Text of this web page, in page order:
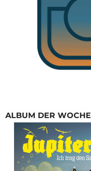
ALBUM DER WOCHE